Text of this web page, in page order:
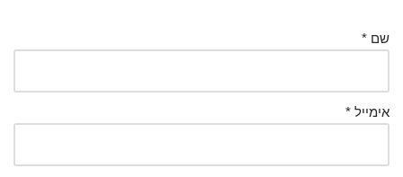
שם *
אימייל *